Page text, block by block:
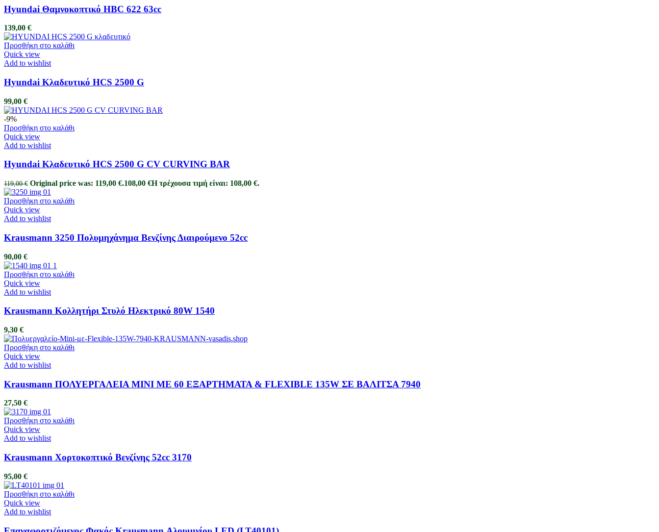
Hyundai Θαμνοκοπτικό HBC 622 63cc
139,00 €
Προσθήκη στο καλάθι
Quick view
Add to wishlist
Hyundai Κλαδευτικό HCS 2500 G
99,00 €
-9%
Προσθήκη στο καλάθι
Quick view
Add to wishlist
Hyundai Κλαδευτικό HCS 2500 G CV CURVING BAR
119,00€ Original price was: 119,00 €.108,00 €Η τρέχουσα τιμή είναι: 108,00 €.
Προσθήκη στο καλάθι
Quick view
Add to wishlist
Krausmann 3250 Πολυμηχάνημα Βενζίνης Διαιρούμενο 52cc
90,00 €
Προσθήκη στο καλάθι
Quick view
Add to wishlist
Krausmann Κολλητήρι Στυλό Ηλεκτρικό 80W 1540
9,30 €
Προσθήκη στο καλάθι
Quick view
Add to wishlist
Krausmann ΠΟΛΥΕΡΓΑΛΕΙΑ ΜΙΝΙ ΜΕ 60 ΕΞΑΡΤΗΜΑΤΑ & FLEXIBLE 135W ΣΕ ΒΑΛΙΤΣΑ 7940
27,50 €
Προσθήκη στο καλάθι
Quick view
Add to wishlist
Krausmann Χορτοκοπτικό Βενζίνης 52cc 3170
95,00 €
Προσθήκη στο καλάθι
Quick view
Add to wishlist